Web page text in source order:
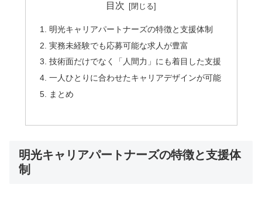
目次
明光キャリアパートナーズの特徴と支援体制
実務未経験でも応募可能な求人が豊富
技術面だけでなく「人間力」にも着目した支援
一人ひとりに合わせたキャリアデザインが可能
まとめ
明光キャリアパートナーズの特徴と支援体
制